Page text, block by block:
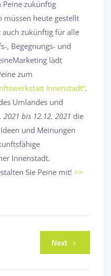
Peine zukünftig
müssen heute gestellt
zukünftig für alle
, Begegnungs- und
lädt
zum
Innenstadt“.
Umlandes und
2021 bis 12.12. 2021 die
und Meinungen
Innenstadt.
Sie Peine mit! >>
Next